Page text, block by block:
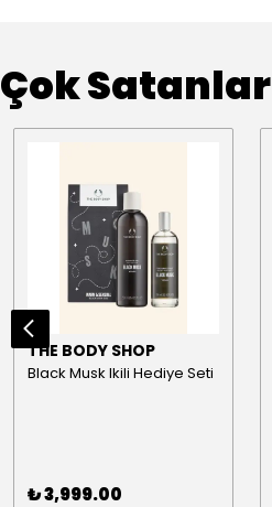
Çok Satanlar
THE BODY SHOP
Black Musk Ikili Hediye Seti
₺ 3,999.00